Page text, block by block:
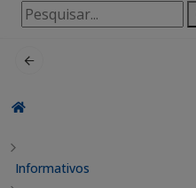
Pesquisar
por:
Informativos